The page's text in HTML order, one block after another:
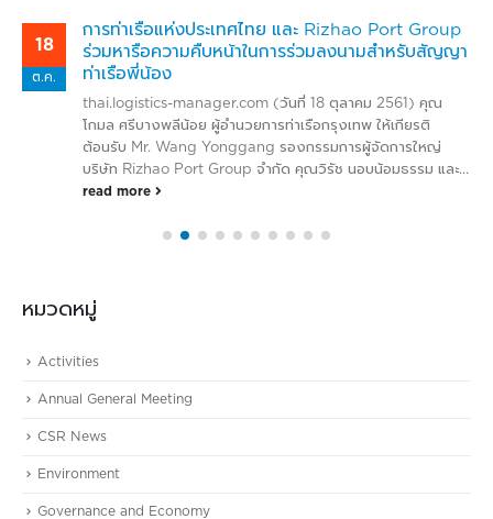
18
ต.ค.
การท่าเรือแห่งประเทศไทย และ Rizhao Port Group
ร่วมหารือความคืบหน้าในการร่วมลงนามสำหรับสัญญา
ท่าเรือพี่น้อง
thai.logistics-manager.com (วันที่ 18 ตุลาคม 2561) คุณ
โกมล ศรีบางพลีน้อย ผู้อำนวยการท่าเรือกรุงเทพ ให้เกียรติ
ต้อนรับ Mr. Wang Yonggang รองกรรมการผู้จัดการใหญ่
บริษัท Rizhao Port Group จำกัด คุณวิรัช นอบน้อมธรรม และ...
read more
หมวดหมู่
Activities
Annual General Meeting
CSR News
Environment
Governance and Economy